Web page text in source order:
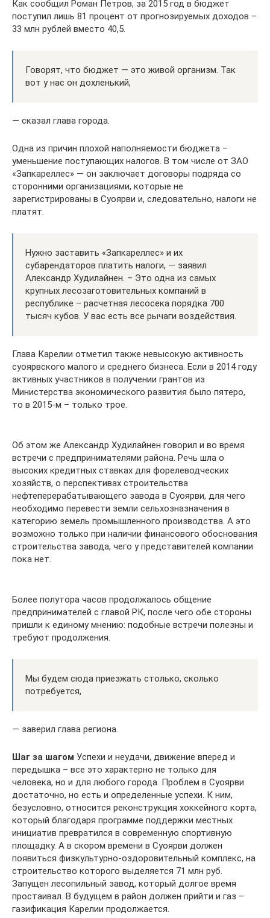
Как сообщил Роман Петров, за 2015 год в бюджет
поступил лишь 81 процент от прогнозируемых доходов –
33 млн рублей вместо 40,5.
Говорят, что бюджет — это живой организм. Так
вот у нас он дохленький,
— сказал глава города.
Одна из причин плохой наполняемости бюджета –
уменьшение поступающих налогов. В том числе от ЗАО
«Запкареллес» — он заключает договоры подряда со
сторонними организациями, которые не
зарегистрированы в Суоярви и, следовательно, налоги не
платят.
Нужно заставить «Запкареллес» и их
субарендаторов платить налоги, — заявил
Александр Худилайнен. – Это одна из самых
крупных лесозаготовительных компаний в
республике – расчетная лесосека порядка 700
тысяч кубов. У вас есть все рычаги воздействия.
Глава Карелии отметил также невысокую активность
суоярвского малого и среднего бизнеса. Если в 2014 году
активных участников в получении грантов из
Министерства экономического развития было пятеро,
то в 2015-м – только трое.
Об этом же Александр Худилайнен говорил и во время
встречи с предпринимателями района. Речь шла о
высоких кредитных ставках для форелеводческих
хозяйств, о перспективах строительства
нефтеперерабатывающего завода в Суоярви, для чего
необходимо перевести земли сельхозназначения в
категорию земель промышленного производства. А это
возможно только при наличии финансового обоснования
строительства завода, чего у представителей компании
пока нет.
Более полутора часов продолжалось общение
предпринимателей с главой РК, после чего обе стороны
пришли к единому мнению: подобные встречи полезны и
требуют продолжения.
Мы будем сюда приезжать столько, сколько
потребуется,
— заверил глава региона.
Шаг за шагом Успехи и неудачи, движение вперед и
передышка – все это характерно не только для
человека, но и для любого города. Проблем в Суоярви
достаточно, но есть и определенные успехи. К ним,
безусловно, относится реконструкция хоккейного корта,
который благодаря программе поддержки местных
инициатив превратился в современную спортивную
площадку. А в скором времени в Суоярви должен
появиться физкультурно-оздоровительный комплекс, на
строительство которого выделяется 71 млн руб.
Запущен лесопильный завод, который долгое время
простаивал. В будущем в район должен прийти и газ –
газификация Карелии продолжается.